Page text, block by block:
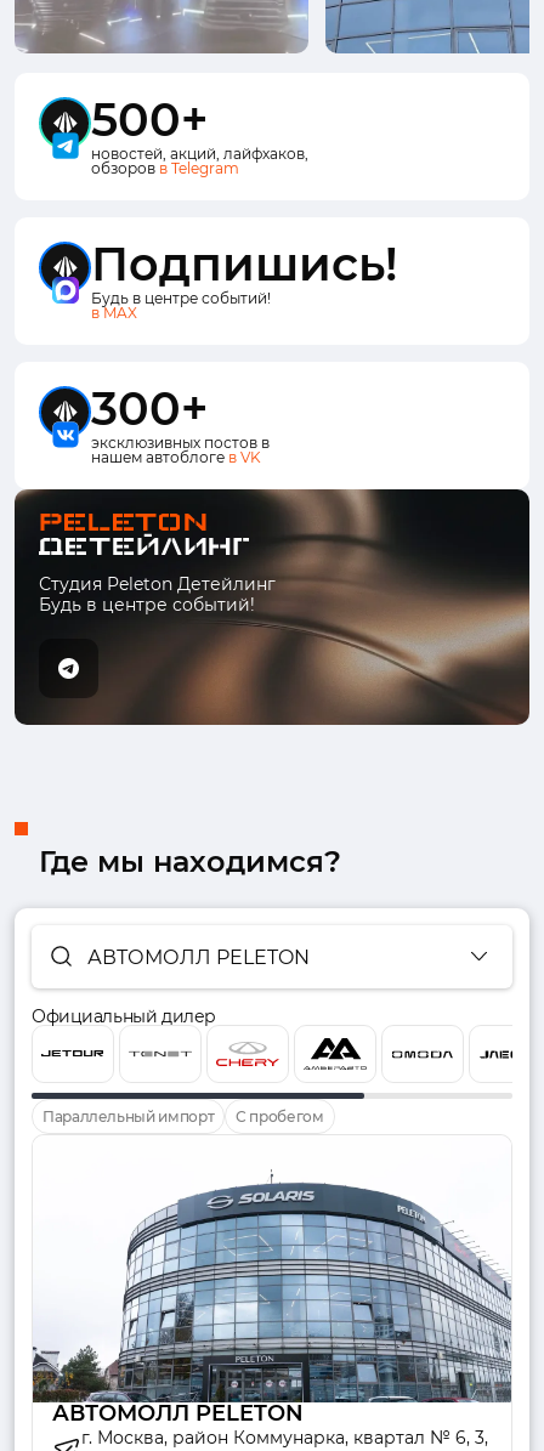
500+
новостей, акций, лайфхаков,
обзоров в Telegram
Подпишись!
Будь в центре событий!
в MAX
300+
эксклюзивных постов в
нашем автоблоге в VK
Студия Peleton Детейлинг
Будь в центре событий!
Где мы находимся?
АВТОМОЛЛ PELETON
Официальный дилер
Параллельный импорт С пробегом
АВТОМОЛЛ PELETON
г. Москва, район Коммунарка, квартал № 6, 3,